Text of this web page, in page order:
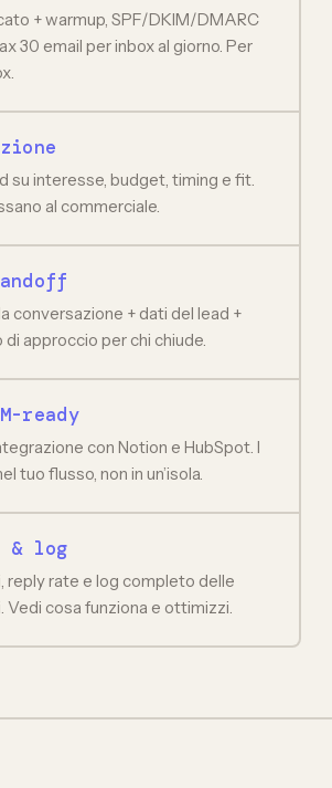
+ warmup, SPF/DKIM/DMARC
30 email per inbox al giorno. Per
su interesse, budget, timing e fit.
al commerciale.
conversazione + dati del lead +
approccio per chi chiude.
ready
con Notion e HubSpot. I
tuo flusso, non in un’isola.
& log
reply rate e log completo delle
Vedi cosa funziona e ottimizzi.